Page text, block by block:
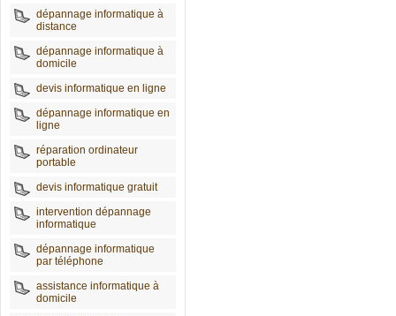
dépannage informatique à
distance
dépannage informatique à
domicile
devis informatique en ligne
dépannage informatique en
ligne
réparation ordinateur
portable
devis informatique gratuit
intervention dépannage
informatique
dépannage informatique
par téléphone
assistance informatique à
domicile